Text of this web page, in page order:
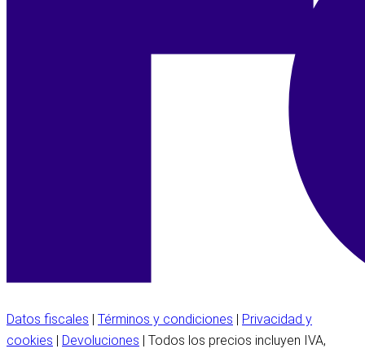
Datos fiscales Términos y condiciones
Privacidad y
cookies
Devoluciones | Todos los precios incluyen IVA,